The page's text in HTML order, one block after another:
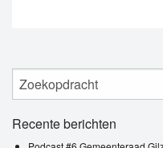
Recente berichten